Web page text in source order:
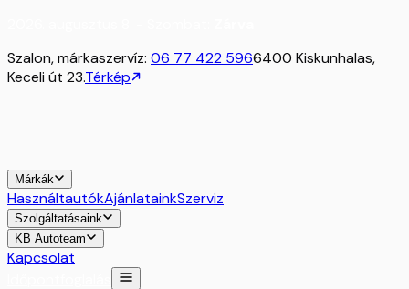
Szalon, márkaszervíz: 06 77 422 5966400 Kiskunhalas,
Keceli út 23.Térkép
Márkák
HasználtautókAjánlatainkSzerviz
Szolgáltatásaink
KB Autoteam
Kapcsolat